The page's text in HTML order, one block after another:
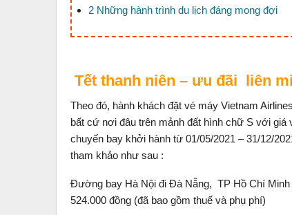
2 Những hành trình du lịch đáng mong đợi
Tết thanh niên – ưu đãi liên
Theo đó, hành khách đặt vé máy Vietnam
bất cứ nơi đâu trên mảnh đất hình chữ S với
chuyến bay khởi hành từ 01/05/2021 – 31/12/
tham khảo như sau :
Đường bay Hà Nội đi Đà Nẵng, TP Hồ Chí
524.000 đồng (đã bao gồm thuế và phụ phí)